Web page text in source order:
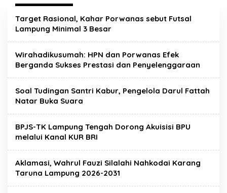
Metropolis.co.id
Target Rasional, Kahar Porwanas sebut Futsal
Lampung Minimal 3 Besar
Wirahadikusumah: HPN dan Porwanas Efek
Berganda Sukses Prestasi dan Penyelenggaraan
Soal Tudingan Santri Kabur, Pengelola Darul Fattah
Natar Buka Suara
BPJS-TK Lampung Tengah Dorong Akuisisi BPU
melalui Kanal KUR BRI
Aklamasi, Wahrul Fauzi Silalahi Nahkodai Karang
Taruna Lampung 2026-2031